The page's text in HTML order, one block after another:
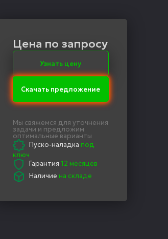
Цена по запросу
Узнать цену
Скачать предложение
Мы свяжемся для уточнения
задачи и предложим
оптимальные варианты
Пуско-наладка под
ключ
Гарантия 12 месяцев
Наличие на складе